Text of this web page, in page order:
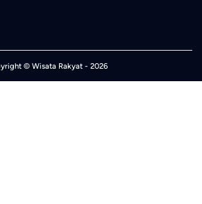
© Wisata Rakyat- 2026